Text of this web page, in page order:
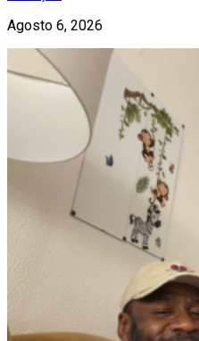
Agosto 6, 2026